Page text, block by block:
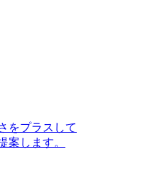
をプラスして
案します。